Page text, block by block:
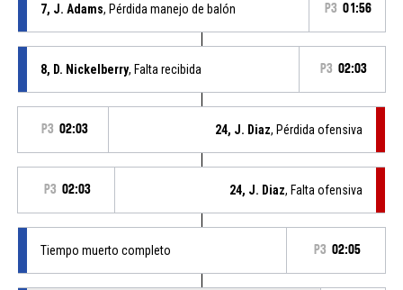
7, J. Adams, Pérdida manejo de balón P3 01:56
8, D. Nickelberry, Falta recibida P3 02:03
P3 02:03 24, J. Diaz, Pérdida ofensiva
P3 02:03 24, J. Diaz, Falta ofensiva
Tiempo muerto completo P3 02:05